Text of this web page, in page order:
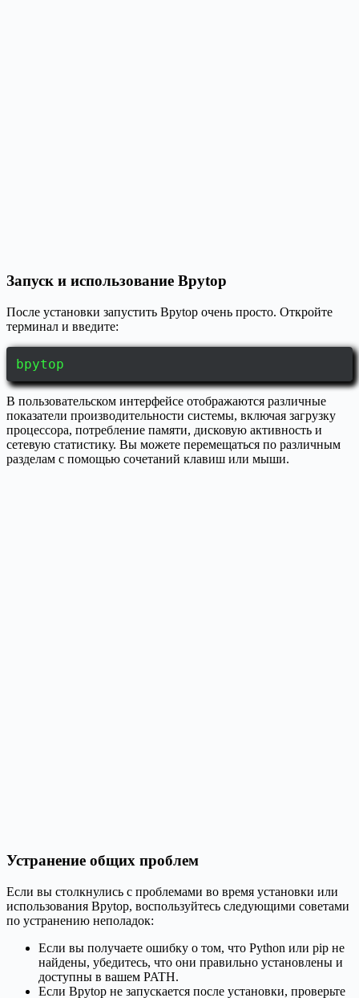
Запуск и использование Bpytop
После установки запустить Bpytop очень просто. Откройте
терминал и введите:
bpytop
В пользовательском интерфейсе отображаются различные
показатели производительности системы, включая загрузку
процессора, потребление памяти, дисковую активность и
сетевую статистику. Вы можете перемещаться по различным
разделам с помощью сочетаний клавиш или мыши.
Устранение общих проблем
Если вы столкнулись с проблемами во время установки или
использования Bpytop, воспользуйтесь следующими советами
по устранению неполадок:
Если вы получаете ошибку о том, что Python или pip не
найдены, убедитесь, что они правильно установлены и
доступны в вашем PATH.
Если Bpytop не запускается после установки, проверьте